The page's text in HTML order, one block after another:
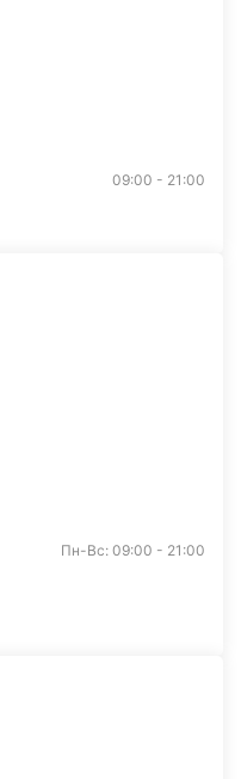
09:00 - 21:00
Пн-Вс: 09:00 - 21:00